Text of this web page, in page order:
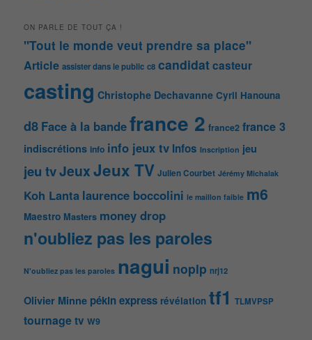
ON PARLE DE TOUT ÇA !
"Tout le monde veut prendre sa place"
Article assister dans le public c8 candidatcasteur
casting Christophe Dechavanne Cyril Hanouna
d8 Face à la bandefrance 2 france2 france 3
indiscrétions info info jeux tv Infos Inscription jeu
jeu tvJeuxJeux TV Julien Courbet Jérémy Michalak
Koh Lanta laurence boccolini le maillon faible m6
Maestro Masters money drop
n'oubliez pas les paroles
N'oubliez pas les paroles nagui noplp nrj12
Olivier Minne pékin express révélation tf1 TLMVPSP
tournagetv W9